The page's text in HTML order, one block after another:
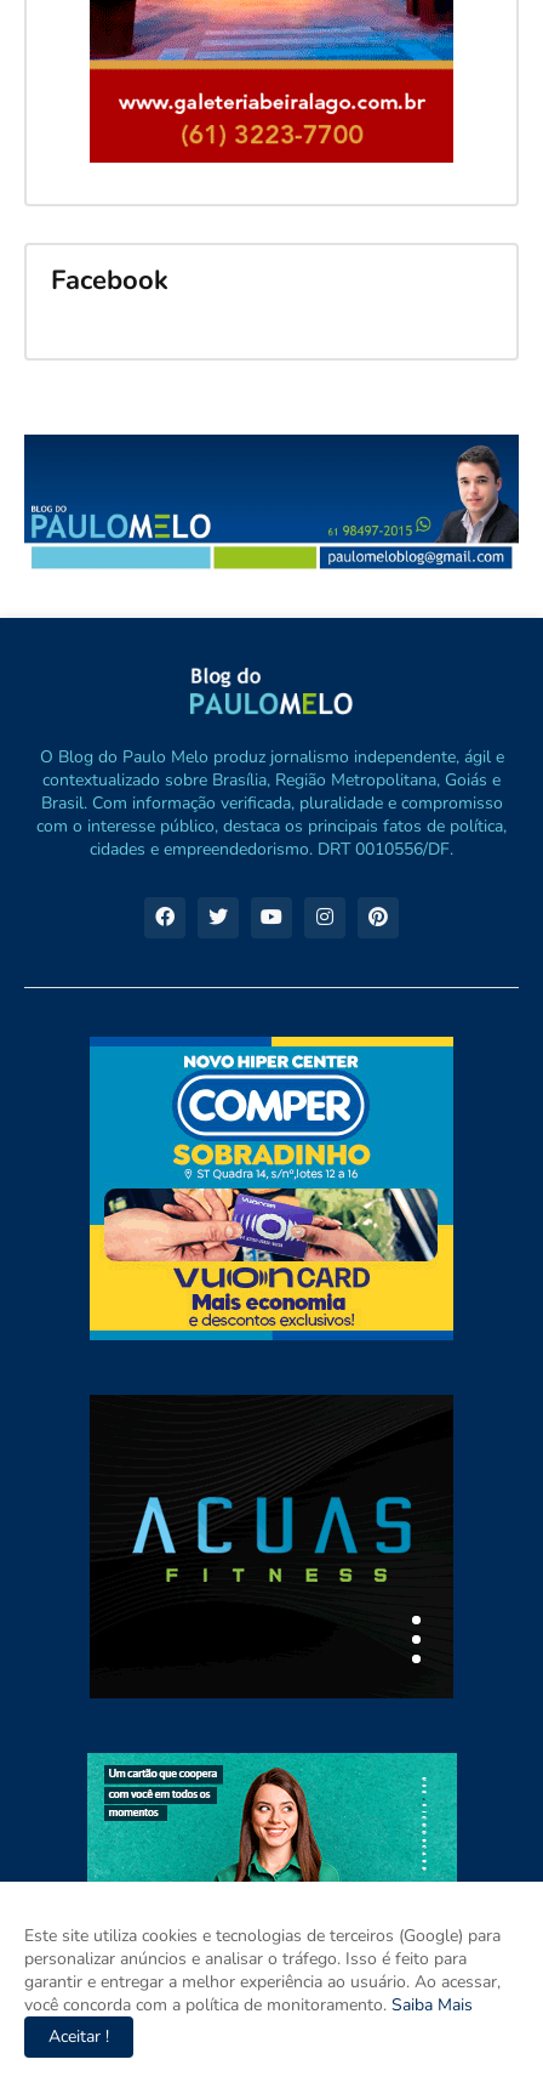
Facebook
O Blog do Paulo Melo produz jornalismo independente, ágil e
contextualizado sobre Brasília, Região Metropolitana, Goiás e
Brasil. Com informação verificada, pluralidade e compromisso
com o interesse público, destaca os principais fatos de política,
cidades e empreendedorismo. DRT 0010556/DF.
Este site utiliza cookies e tecnologias de terceiros (Google) para
personalizar anúncios e analisar o tráfego. Isso é feito para
garantir e entregar a melhor experiência ao usuário. Ao acessar,
você concorda com a política de monitoramento. Saiba Mais
Aceitar !